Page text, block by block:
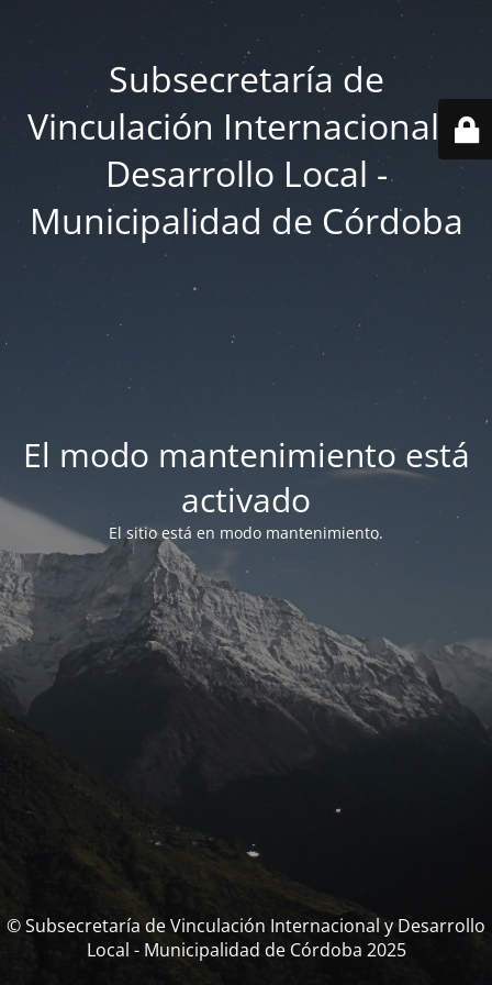
Subsecretaría de
Vinculación Internacional y
Desarrollo Local -
Municipalidad de Córdoba
El modo mantenimiento está
activado
El sitio está en modo mantenimiento.
© Subsecretaría de Vinculación Internacional y Desarrollo
Local - Municipalidad de Córdoba 2025